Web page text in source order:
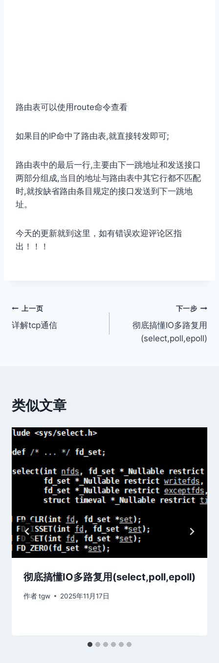
路由表可以使⽤route命令查看
如果⽬的IP命中了路由表,就直接转发即可;
路由表中的最后⼀⾏,主要由下⼀跳地址和发送接⼝
两部分组成,当⽬的地址与路由表中其它⾏都不匹配
时,就按缺省路由条⽬规定的接⼝发送到下⼀跳地
址。
今天的更新就到这里，如有错误欢迎评论区指
出！！！
文
章
上一页
详解tcp通信
下一步
彻底搞懂IO多路复用
(select,poll,epoll)
类似文章
彻底搞懂IO多路复用(select,poll,epoll)
作者tgw 2025年11月17日